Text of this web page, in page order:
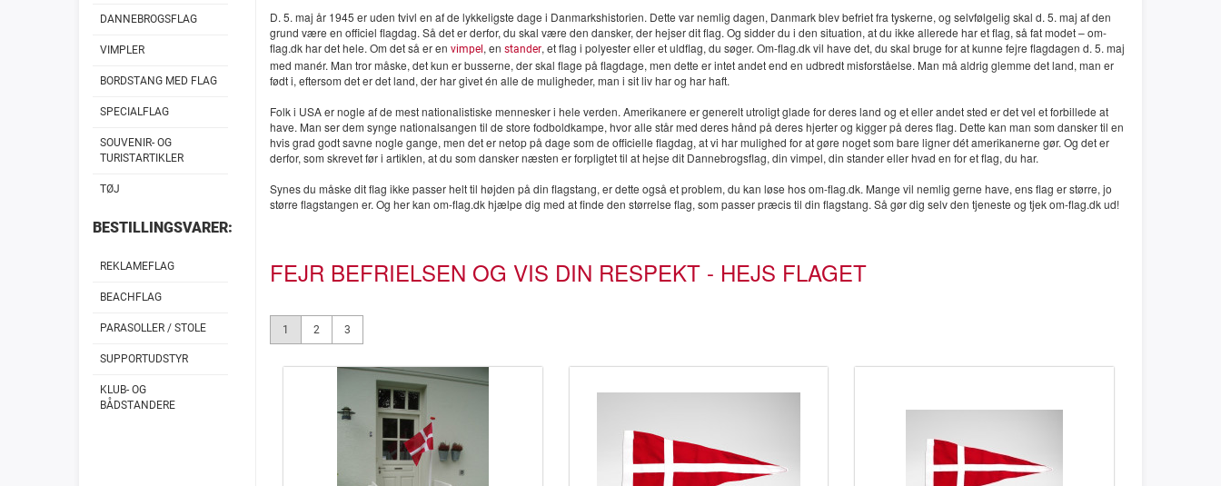
DANNEBROGSFLAG
VIMPLER
BORDSTANG MED FLAG
SPECIALFLAG
SOUVENIR- OG
TURISTARTIKLER
TØJ
BESTILLINGSVARER:
REKLAMEFLAG
BEACHFLAG
PARASOLLER / STOLE
SUPPORTUDSTYR
KLUB- OG
BÅDSTANDERE
D. 5. maj år 1945 er uden tvivl en af de lykkeligste dage i Danmarkshistorien. Dette var nemlig dagen, Danmark blev befriet fra tyskerne, og selvfølgelig skal d. 5. maj af den
grund være en officiel flagdag. Så det er derfor, du skal være den dansker, der hejser dit flag. Og sidder du i den situation, at du ikke allerede har et flag, så fat modet – om-
flag.dk har det hele. Om det så er en vimpel , en stander, et flag i polyester eller et uldflag, du søger. Om-flag.dk vil have det, du skal bruge for at kunne fejre flagdagen d. 5. maj
med manér. Man tror måske, det kun er busserne, der skal flage på flagdage, men dette er intet andet end en udbredt misforståelse. Man må aldrig glemme det land, man er
født i, eftersom det er det land, der har givet én alle de muligheder, man i sit liv har og har haft.
Folk i USA er nogle af de mest nationalistiske mennesker i hele verden. Amerikanere er generelt utroligt glade for deres land og et eller andet sted er det vel et forbillede at
have. Man ser dem synge nationalsangen til de store fodboldkampe, hvor alle står med deres hånd på deres hjerter og kigger på deres flag. Dette kan man som dansker til en
hvis grad godt savne nogle gange, men det er netop på dage som de officielle flagdag, at vi har mulighed for at gøre noget som bare ligner dét amerikanerne gør. Og det er
derfor, som skrevet før i artiklen, at du som dansker næsten er forpligtet til at hejse dit Dannebrogsflag, din vimpel, din stander eller hvad en for et flag, du har.
Synes du måske dit flag ikke passer helt til højden på din flagstang, er dette også et problem, du kan løse hos om-flag.dk. Mange vil nemlig gerne have, ens flag er større, jo
større flagstangen er. Og her kan om-flag.dk hjælpe dig med at finde den størrelse flag, som passer præcis til din flagstang. Så gør dig selv den tjeneste og tjek om-flag.dk ud!
FEJR BEFRIELSEN OG VIS DIN RESPEKT - HEJS FLAGET
1 2 3